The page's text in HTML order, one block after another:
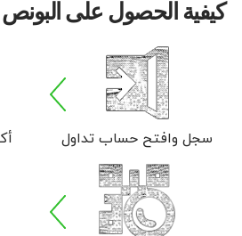
كيفية الحصول على البونص
سجل وافتح حساب تداول